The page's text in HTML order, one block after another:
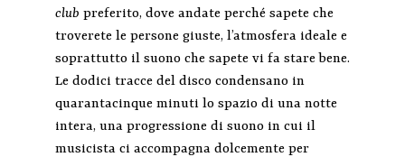
club preferito, dove andate perché sapete che
troverete le persone giuste, l’atmosfera ideale e
soprattutto il suono che sapete vi fa stare bene.
Le dodici tracce del disco condensano in
quarantacinque minuti lo spazio di una notte
intera, una progressione di suono in cui il
musicista ci accompagna dolcemente per